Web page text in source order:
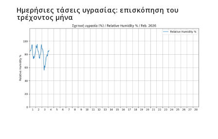
Ημερήσιες τάσεις υγρασίας: επισκόπηση του
τρέχοντος μήνα